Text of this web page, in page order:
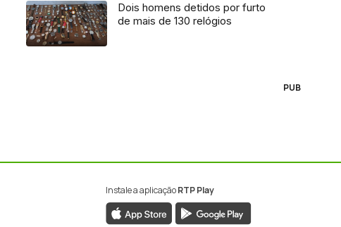
Dois homens detidos por furto
de mais de 130 relógios
PUB
Instale a aplicaçãoRTP Play